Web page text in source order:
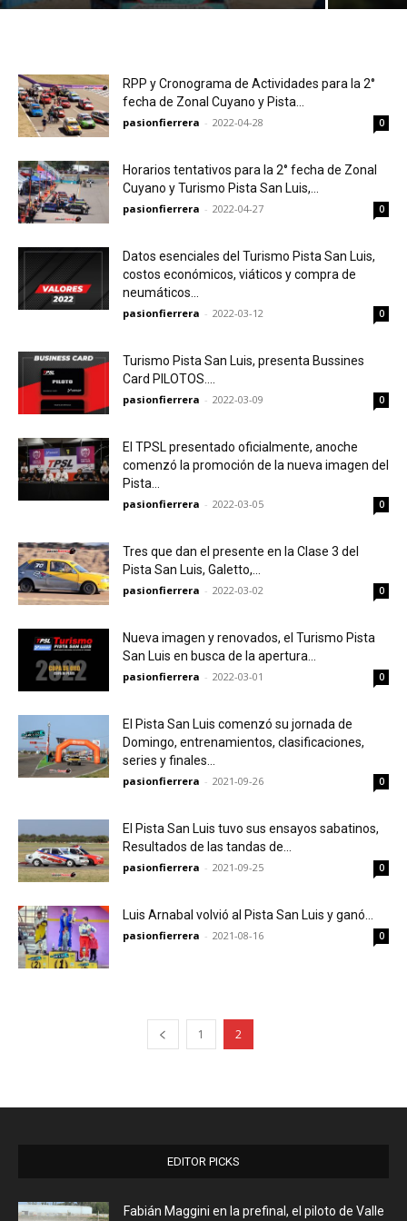
RPP y Cronograma de Actividades para la 2°
fecha de Zonal Cuyano y Pista...
pasionfierrera - 2022-04-28 0
Horarios tentativos para la 2° fecha de Zonal
Cuyano y Turismo Pista San Luis,...
pasionfierrera - 2022-04-27 0
Datos esenciales del Turismo Pista San Luis,
costos económicos, viáticos y compra de
neumáticos...
pasionfierrera - 2022-03-12 0
Turismo Pista San Luis, presenta Bussines
Card PILOTOS….
pasionfierrera - 2022-03-09 0
El TPSL presentado oficialmente, anoche
comenzó la promoción de la nueva imagen del
Pista...
pasionfierrera - 2022-03-05 0
Tres que dan el presente en la Clase 3 del
Pista San Luis, Galetto,...
pasionfierrera - 2022-03-02 0
Nueva imagen y renovados, el Turismo Pista
San Luis en busca de la apertura...
pasionfierrera - 2022-03-01 0
El Pista San Luis comenzó su jornada de
Domingo, entrenamientos, clasificaciones,
series y finales…
pasionfierrera - 2021-09-26 0
El Pista San Luis tuvo sus ensayos sabatinos,
Resultados de las tandas de...
pasionfierrera - 2021-09-25 0
Luis Arnabal volvió al Pista San Luis y ganó…
pasionfierrera - 2021-08-16 0
1 2
EDITOR PICKS
Fabián Maggini en la prefinal, el piloto de Valle